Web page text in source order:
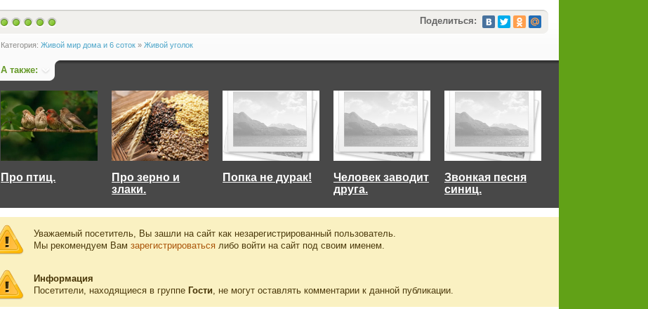
Поделиться:
Категория: Живой мир дома и 6 соток » Живой уголок
А также:
Про птиц.
Про зерно и
злаки.
Попка не дурак!
Человек заводит
друга.
Звонкая песня
синиц.
Уважаемый посетитель, Вы зашли на сайт как незарегистрированный пользователь.
Мы рекомендуем Вам зарегистрироваться либо войти на сайт под своим именем.
Информация
Посетители, находящиеся в группе Гости , не могут оставлять комментарии к данной публикации.